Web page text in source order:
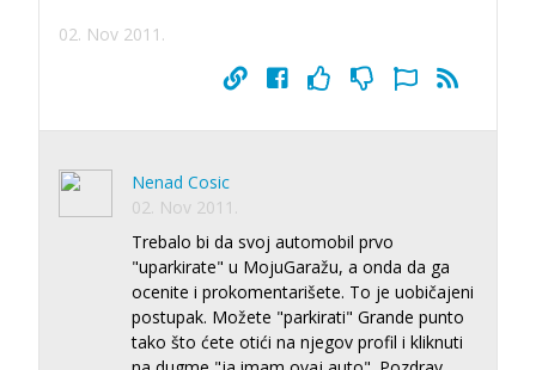
02. Nov 2011.
Nenad Cosic
02. Nov 2011.
Trebalo bi da svoj automobil prvo
"uparkirate" u MojuGaražu, a onda da ga
ocenite i prokomentarišete. To je uobičajeni
postupak. Možete "parkirati" Grande punto
tako što ćete otići na njegov profil i kliknuti